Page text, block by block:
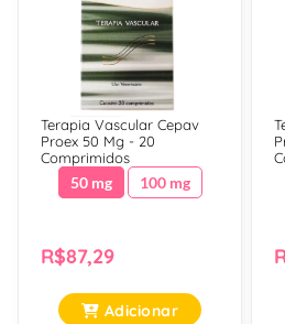
Terapia Vascular Cepav
Proex 50 Mg - 20
Comprimidos
50 mg 100 mg
R$87,29
Adicionar